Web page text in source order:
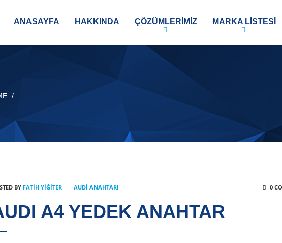
ANASAYFA HAKKINDA ÇÖZÜMLERİMİZ MARKA LISTESI
BY FATIH YİĞİTER AUDI ANAHTARI 0
A4 YEDEK ANAHTAR